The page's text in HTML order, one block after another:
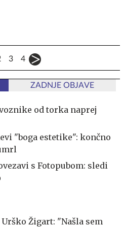
3 4
ZADNJE OBJAVE
od torka naprej
"boga estetike": končno
s Fotopubom: sledi
Žigart: "Našla sem